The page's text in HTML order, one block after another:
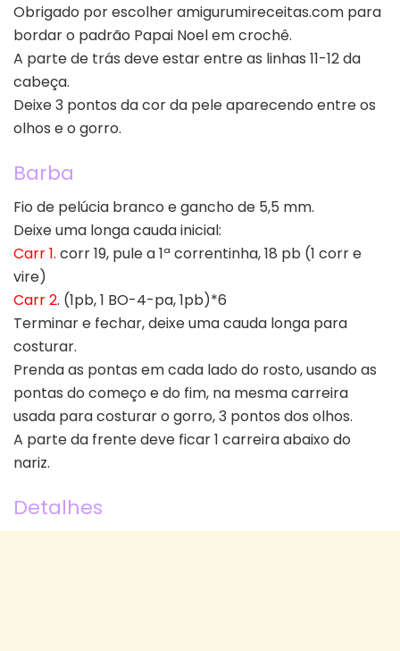
Obrigado por escolher amigurumireceitas.com para
bordar o padrão Papai Noel em crochê.
A parte de trás deve estar entre as linhas 11-12 da
cabeça.
Deixe 3 pontos da cor da pele aparecendo entre os
olhos e o gorro.
Barba
Fio de pelúcia branco e gancho de 5,5 mm.
Deixe uma longa cauda inicial:
Carr 1. corr 19, pule a 1ª correntinha, 18 pb (1 corr e
vire)
Carr 2. (1pb, 1 BO-4-pa, 1pb)*6
Terminar e fechar, deixe uma cauda longa para
costurar.
Prenda as pontas em cada lado do rosto, usando as
pontas do começo e do fim, na mesma carreira
usada para costurar o gorro, 3 pontos dos olhos.
A parte da frente deve ficar 1 carreira abaixo do
nariz.
Detalhes